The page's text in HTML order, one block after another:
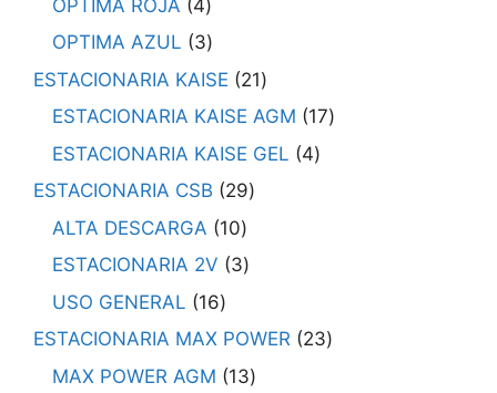
OPTIMA ROJA
4
OPTIMA AZUL
3
ESTACIONARIA KAISE
21
ESTACIONARIA KAISE AGM
17
ESTACIONARIA KAISE GEL
4
ESTACIONARIA CSB
29
ALTA DESCARGA
10
ESTACIONARIA 2V
3
USO GENERAL
16
ESTACIONARIA MAX POWER 23
MAX POWER AGM
13